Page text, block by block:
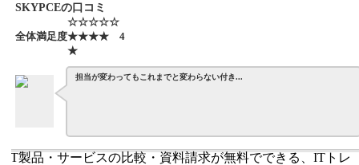
SKYPCEの口コミ
全体満足度
☆☆☆☆☆
★★★★
4
担当が変わってもこれまでと変わらない付き...
製品・サービスの比較・資料請求が無料でできる、ITトレ